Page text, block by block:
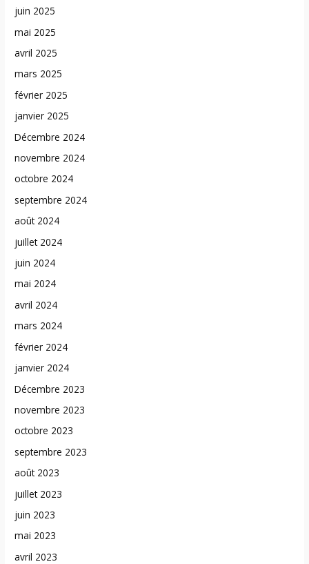
juin 2025
mai 2025
avril 2025
mars 2025
février 2025
janvier 2025
Décembre 2024
novembre 2024
octobre 2024
septembre 2024
août 2024
juillet 2024
juin 2024
mai 2024
avril 2024
mars 2024
février 2024
janvier 2024
Décembre 2023
novembre 2023
octobre 2023
septembre 2023
août 2023
juillet 2023
juin 2023
mai 2023
avril 2023